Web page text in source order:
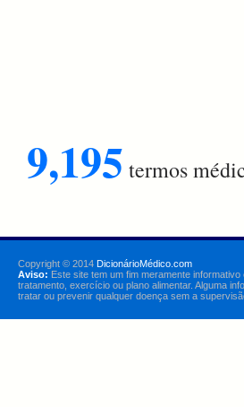
9,195 termos
Copyright © 2014 DicionárioMédico.com
Aviso: Este site tem um fim meramente
tratamento, exercício ou plano alimentar. Alguma
tratar ou prevenir qualquer doença sem a